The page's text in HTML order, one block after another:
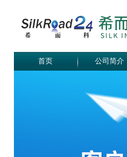
首页 公司简介